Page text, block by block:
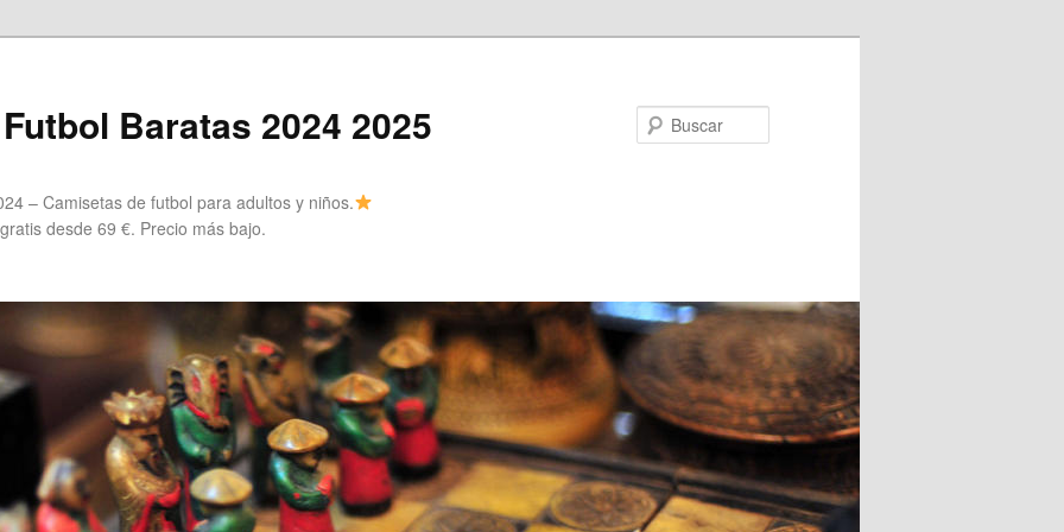
Baratas 2024 2025
– Camisetas de futbol para adultos y niños.
desde 69 €. Precio más bajo.